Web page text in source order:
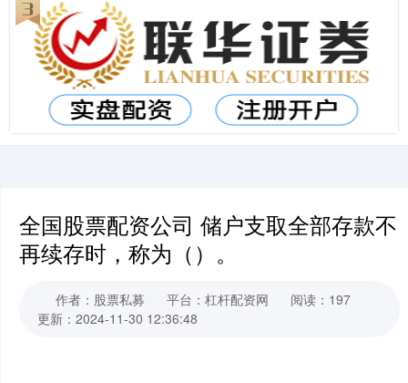
全国股票配资公司 储户支取全部存款不
再续存时，称为（）。
作者：股票私募 平台：杠杆配资网
阅读：197
更新：2024-11-30 12:36:48